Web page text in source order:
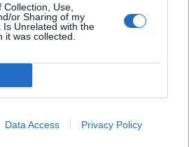
Use,
or Sharing of my
Is Unrelated with the
it was collected.
Data Access Privacy Policy